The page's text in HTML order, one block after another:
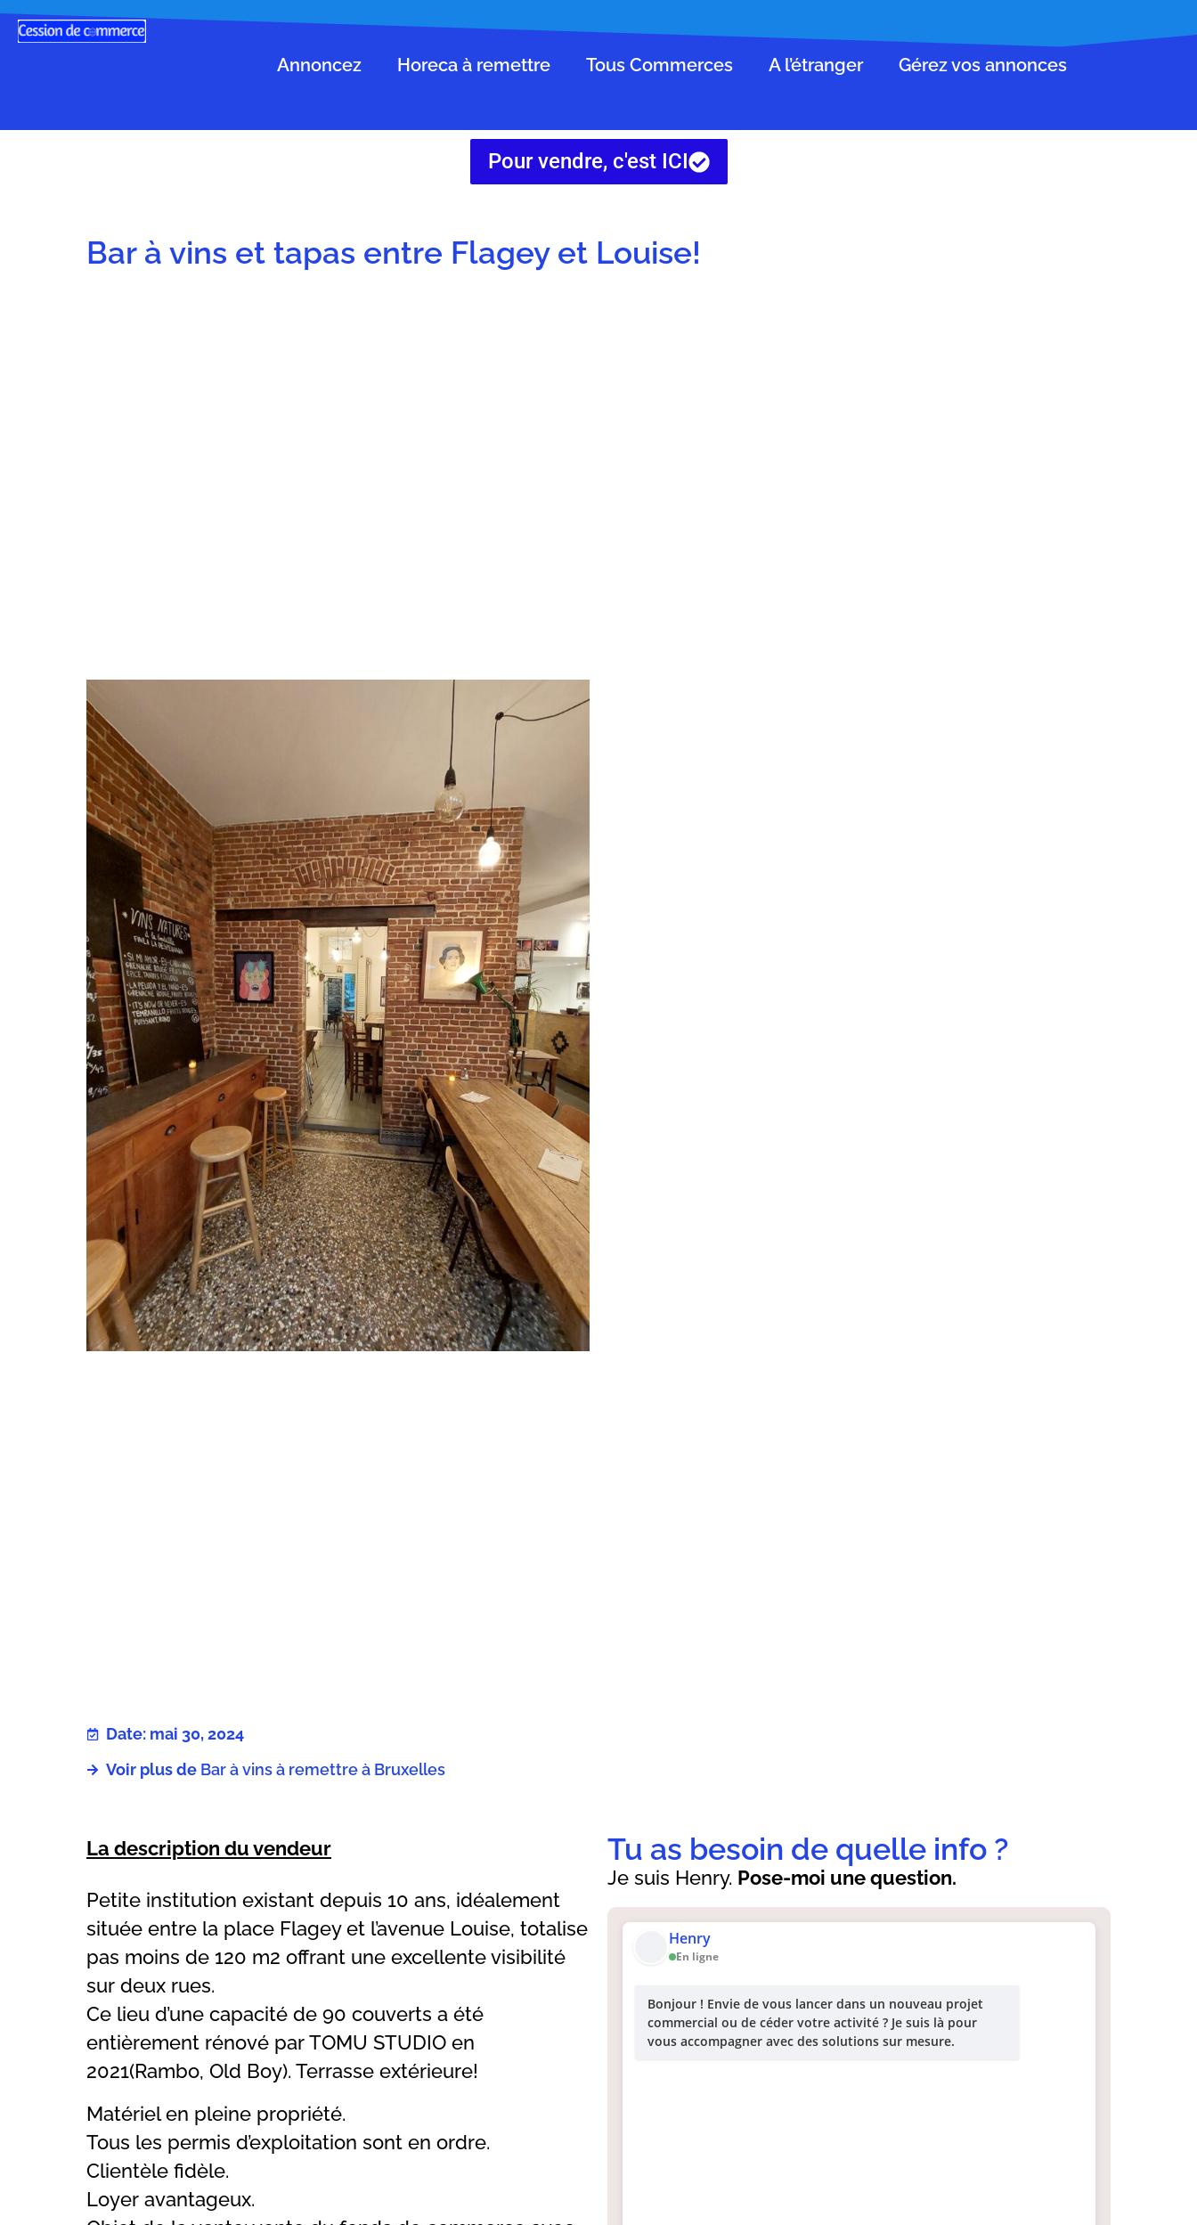
Annoncez Horeca à remettre Tous Commerces A l’étranger Gérez vos annonces
Pour vendre, c'est ICI
Bar à vins et tapas entre Flagey et Louise!
Date: mai 30, 2024
Voir plus de Bar à vins à remettre à Bruxelles
La description du vendeur
Petite institution existant depuis 10 ans, idéalement
située entre la place Flagey et l’avenue Louise, totalise
pas moins de 120 m2 offrant une excellente visibilité
sur deux rues.
Ce lieu d’une capacité de 90 couverts a été
entièrement rénové par TOMU STUDIO en
2021(Rambo, Old Boy). Terrasse extérieure!
Matériel en pleine propriété.
Tous les permis d’exploitation sont en ordre.
Clientèle fidèle.
Loyer avantageux.
Henry
En ligne
Bonjour ! Envie de vous lancer dans un nouveau projet
commercial ou de céder votre activité ? Je suis là pour
vous accompagner avec des solutions sur mesure.
Je suis Henry. Pose-moi une question.
Tu as besoin de quelle info ?